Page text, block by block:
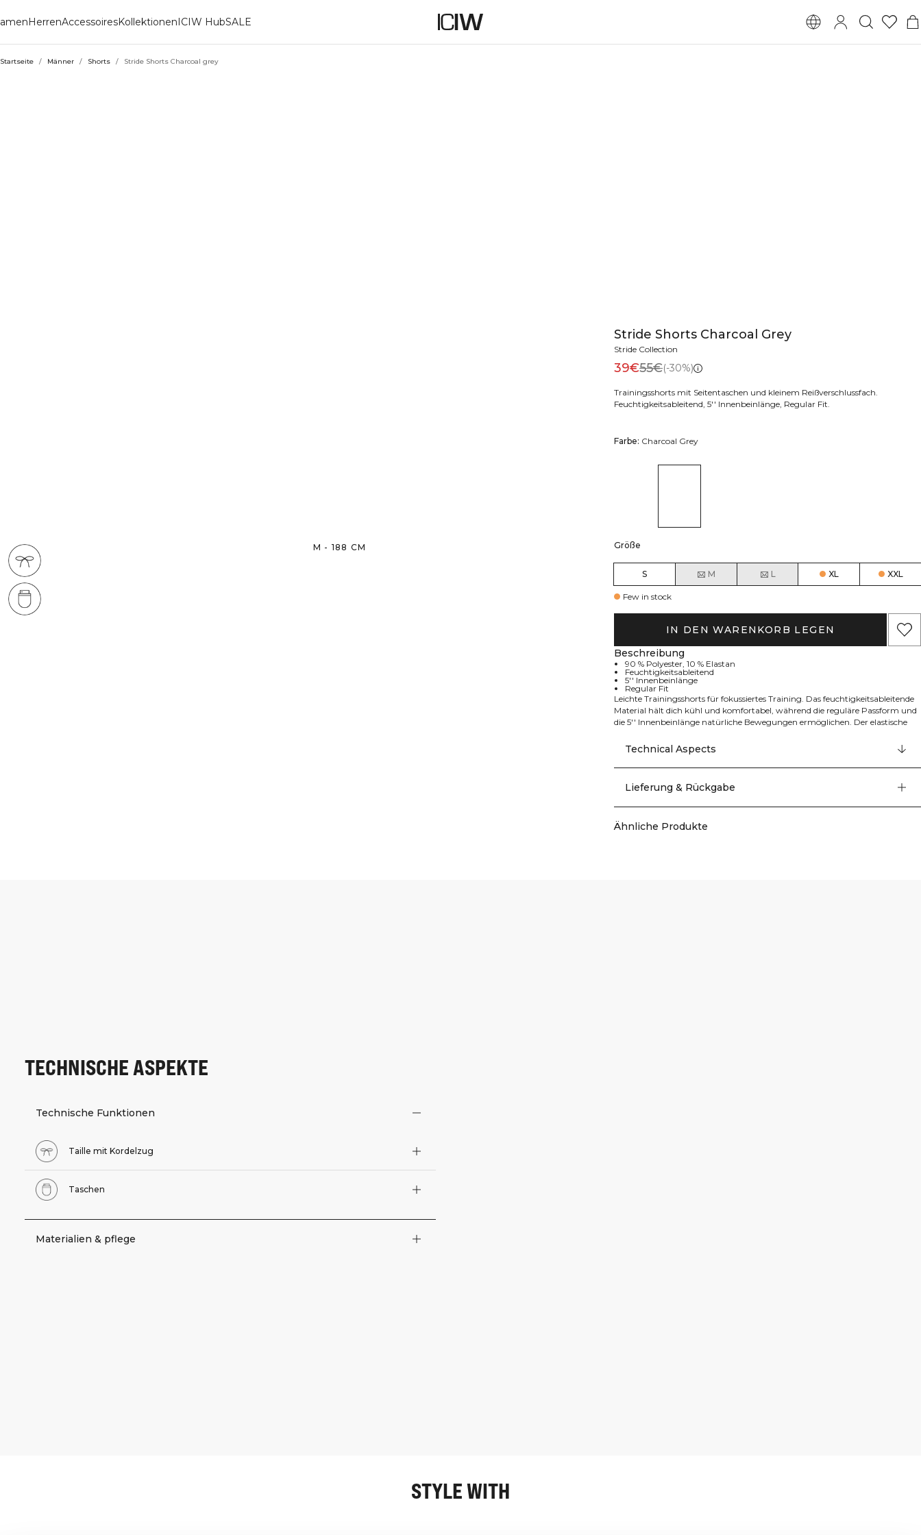
HerrenAccessoiresKollektionenICIW HubSALE
Startseite / Männer / Shorts / Stride Shorts Charcoal grey
M - 188 CM
Stride Shorts Charcoal Grey
Stride Collection
39€55€(-30%)
Trainingsshorts mit Seitentaschen und kleinem Reißverschlussfach.
Feuchtigkeitsableitend, 5'' Innenbeinlänge, Regular Fit.
Farbe: Charcoal Grey
Größe
S M L XL XXL
Few in stock
IN DEN WARENKORB LEGEN
Beschreibung
90 % Polyester, 10 % Elastan
Feuchtigkeitsableitend
5'' Innenbeinlänge
Regular Fit
Leichte Trainingsshorts für fokussiertes Training. Das feuchtigkeitsableitende
Material hält dich kühl und komfortabel, während die reguläre Passform und
die 5'' Innenbeinlänge natürliche Bewegungen ermöglichen. Der elastische
Einschubtaschen und eine kleine Reißverschlusstasche bewahren deine
Essentials sicher auf. 90% Polyester, 10% Elastan. Gleiche bequeme Passform
wie 13699, aktualisierte Details.
Technical Aspects
Lieferung & Rückgabe
Ähnliche Produkte
TECHNISCHE ASPEKTE
Technische Funktionen
Taille mit Kordelzug
Taschen
Materialien & pflege
STYLE WITH